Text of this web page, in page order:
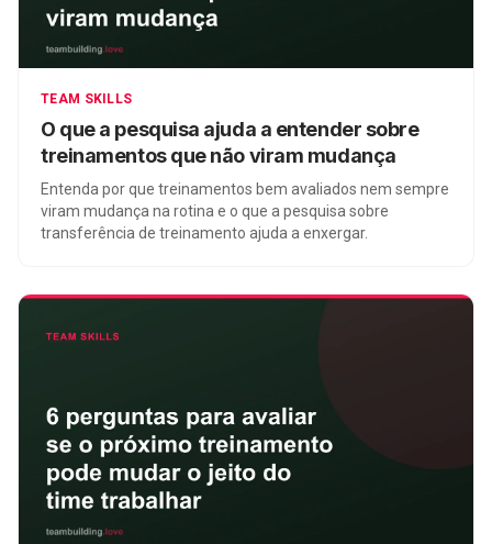
TEAM SKILLS
O que a pesquisa ajuda a entender sobre
treinamentos que não viram mudança
Entenda por que treinamentos bem avaliados nem sempre
viram mudança na rotina e o que a pesquisa sobre
transferência de treinamento ajuda a enxergar.